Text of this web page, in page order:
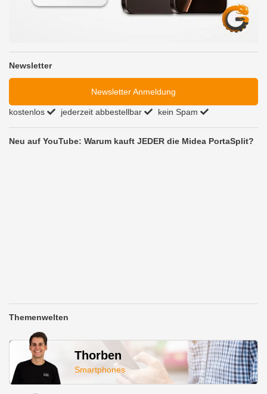
Newsletter
Newsletter Anmeldung
kostenlos jederzeit abbestellbar kein Spam
Neu auf YouTube: Warum kauft JEDER die Midea PortaSplit?
Themenwelten
Thorben
Smartphones